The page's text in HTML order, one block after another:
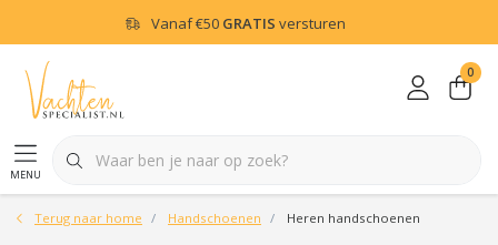
Vanaf€50 GRATIS versturen
menu
0
Terug naar home Handschoenen Heren handschoenen